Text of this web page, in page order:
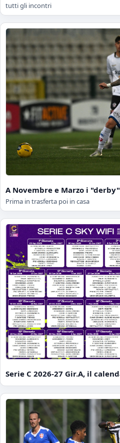
tutti gli incontri
A Novembre e Marzo i
Prima in trasferta poi in casa
Serie C 2026-27 Gir.A, il